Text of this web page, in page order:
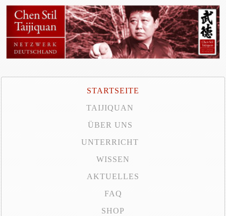
STARTSEITE
TAIJIQUAN
ÜBER UNS
UNTERRICHT
WISSEN
AKTUELLES
FAQ
SHOP